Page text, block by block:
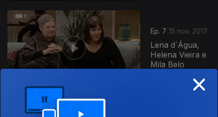
Ep. 7 15 nov. 2017
Lena d´Água,
Helena Vieira e
Mila Belo
×